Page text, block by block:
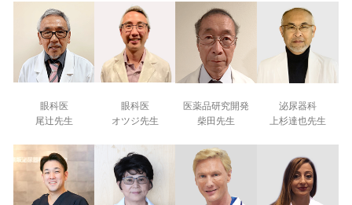
眼科医
尾辻先生
眼科医
オツジ先生
医薬品研究開発
柴田先生
泌尿器科
上杉達也先生